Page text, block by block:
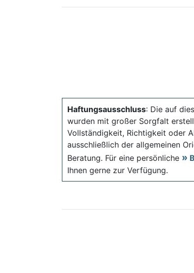
Haftungsausschluss: Die auf
wurden mit großer Sorgfalt
Vollständigkeit, Richtigkeit oder
ausschließlich der allgemeinen
Beratung. Für eine persönliche
Ihnen gerne zur Verfügung.